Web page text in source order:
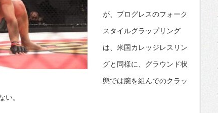
が、プログレスのフォーク
スタイルグラップリング
は、米国カレッジレスリン
グと同様に、グラウンド状
態では腕を組んでのクラッ
い。